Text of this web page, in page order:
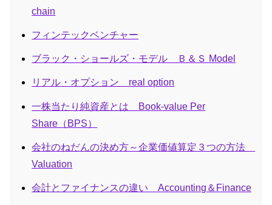
chain
フィンテックベンチャー
ブラック・ショールズ・モデル Ｂ＆Ｓ Model
リアル・オプション real option
一株当たり純資産とは Book-value Per
Share（BPS）
会社のねだんの決め方～企業価値算定３つの方法
Valuation
会計とファイナンスの違い Accounting＆Finance